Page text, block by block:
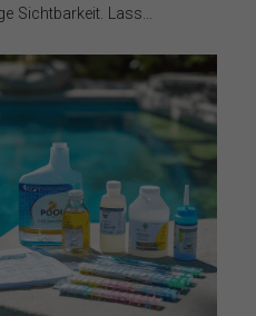
Sichtbarkeit. Lass…